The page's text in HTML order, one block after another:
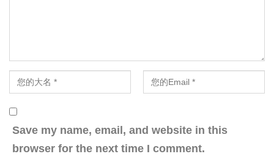
Save my name, email, and website in this
browser for the next time I comment.